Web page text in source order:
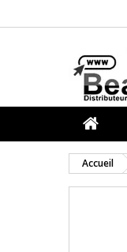
Accueil